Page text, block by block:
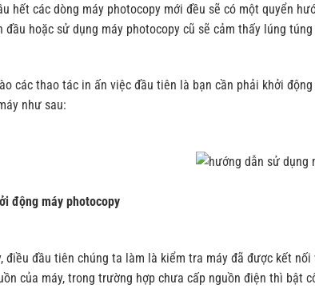
hết các dòng máy photocopy mới đều sẽ có một quyển
đầu hoặc sử dụng máy photocopy cũ sẽ cảm thấy lúng
các thao tác in ấn việc đầu tiên là bạn cần phải khởi
như sau:
động máy photocopy
điều đầu tiên chúng ta làm là kiểm tra máy đã được kết
của máy, trong trường hợp chưa cấp nguồn điện thì bật